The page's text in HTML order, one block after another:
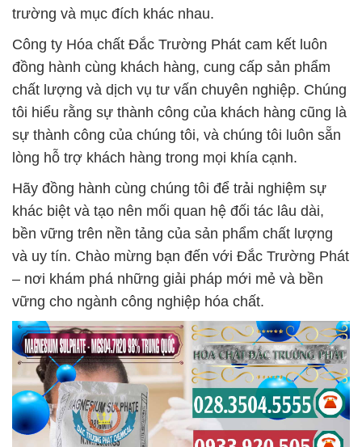
trường và mục đích khác nhau.
Công ty Hóa chất Đắc Trường Phát cam kết luôn
đồng hành cùng khách hàng, cung cấp sản phẩm
chất lượng và dịch vụ tư vấn chuyên nghiệp. Chúng
tôi hiểu rằng sự thành công của khách hàng cũng là
sự thành công của chúng tôi, và chúng tôi luôn sẵn
lòng hỗ trợ khách hàng trong mọi khía cạnh.
Hãy đồng hành cùng chúng tôi để trải nghiệm sự
khác biệt và tạo nên mối quan hệ đối tác lâu dài,
bền vững trên nền tảng của sản phẩm chất lượng
và uy tín. Chào mừng bạn đến với Đắc Trường Phát
– nơi khám phá những giải pháp mới mẻ và bền
vững cho ngành công nghiệp hóa chất.